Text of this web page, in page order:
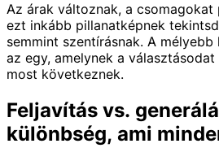
Az árak változnak, a
ezt inkább pillanatképnek
semmint szentírásnak. A
az egy, amelynek a
most következnek.
Feljavítás vs.
különbség, ami